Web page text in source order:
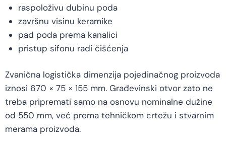
raspoloživu dubinu poda
završnu visinu keramike
pad poda prema kanalici
pristup sifonu radi čišćenja
Zvanična logistička dimenzija pojedinačnog proizvoda
iznosi 670 × 75 × 155 mm. Građevinski otvor zato ne
treba pripremati samo na osnovu nominalne dužine
od 550 mm, već prema tehničkom crtežu i stvarnim
merama proizvoda.